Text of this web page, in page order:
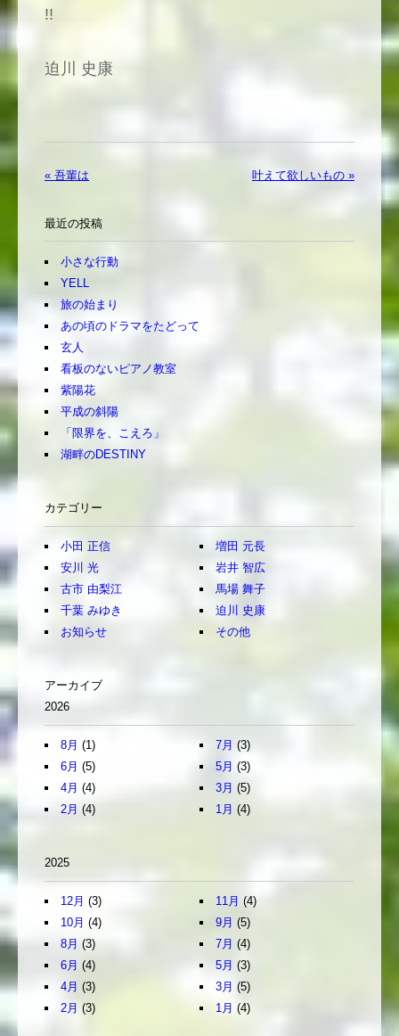
!!
迫川 史康
« 吾輩は 叶えて欲しいもの »
最近の投稿
小さな行動
YELL
旅の始まり
あの頃のドラマをたどって
玄人
看板のないピアノ教室
紫陽花
平成の斜陽
「限界を、こえろ」
湖畔のDESTINY
カテゴリー
小田 正信
増田 元長
安川 光
岩井 智広
古市 由梨江
馬場 舞子
千葉 みゆき
迫川 史康
お知らせ
その他
アーカイブ
2026
8月 (1) 7月 (3)
6月 (5) 5月 (3)
4月 (4) 3月 (5)
2月 (4) 1月 (4)
2025
12月 (3) 11月 (4)
10月 (4) 9月 (5)
8月 (3) 7月 (4)
6月 (4) 5月 (3)
4月 (3) 3月 (5)
2月 (3) 1月 (4)